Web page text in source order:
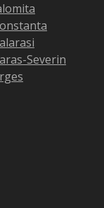
Severin